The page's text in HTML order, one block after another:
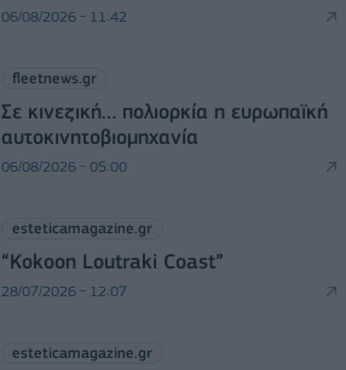
06/08/2026 - 11:42
fleetnews.gr
Σε κινεζική… πολιορκία η ευρωπαϊκή
αυτοκινητοβιομηχανία
06/08/2026 - 05:00
esteticamagazine.gr
“Kokoon Loutraki Coast”
28/07/2026 - 12:07
esteticamagazine.gr